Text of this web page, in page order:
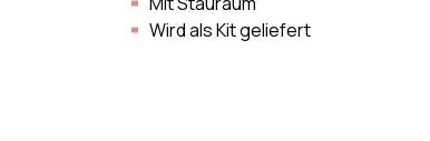
Wird als Kit geliefert